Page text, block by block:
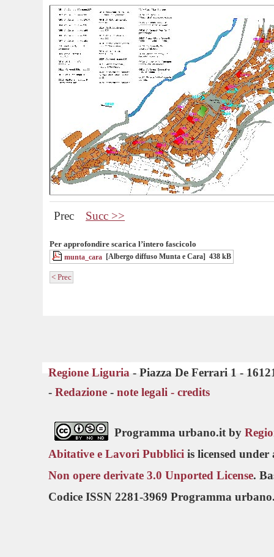
Prec Succ >>
Per approfondire scarica l’intero fascicolo
munta_cara [Albergo diffuso Munta e Cara] 438 kB
< Prec
Regione Liguria - Piazza De Ferrari 1 -
- Redazione - note legali - credits
Programma urbano.it by
Abitative e Lavori Pubblici is licensed
Non opere derivate 3.0 Unported License.
Codice ISSN 2281-3969 Programma